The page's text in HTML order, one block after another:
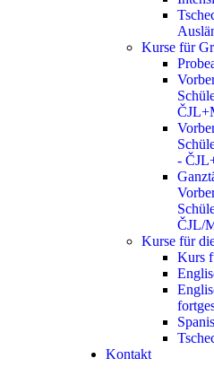
Kurse für
-
ČJL/
Kurse für
Kurs
Kontakt